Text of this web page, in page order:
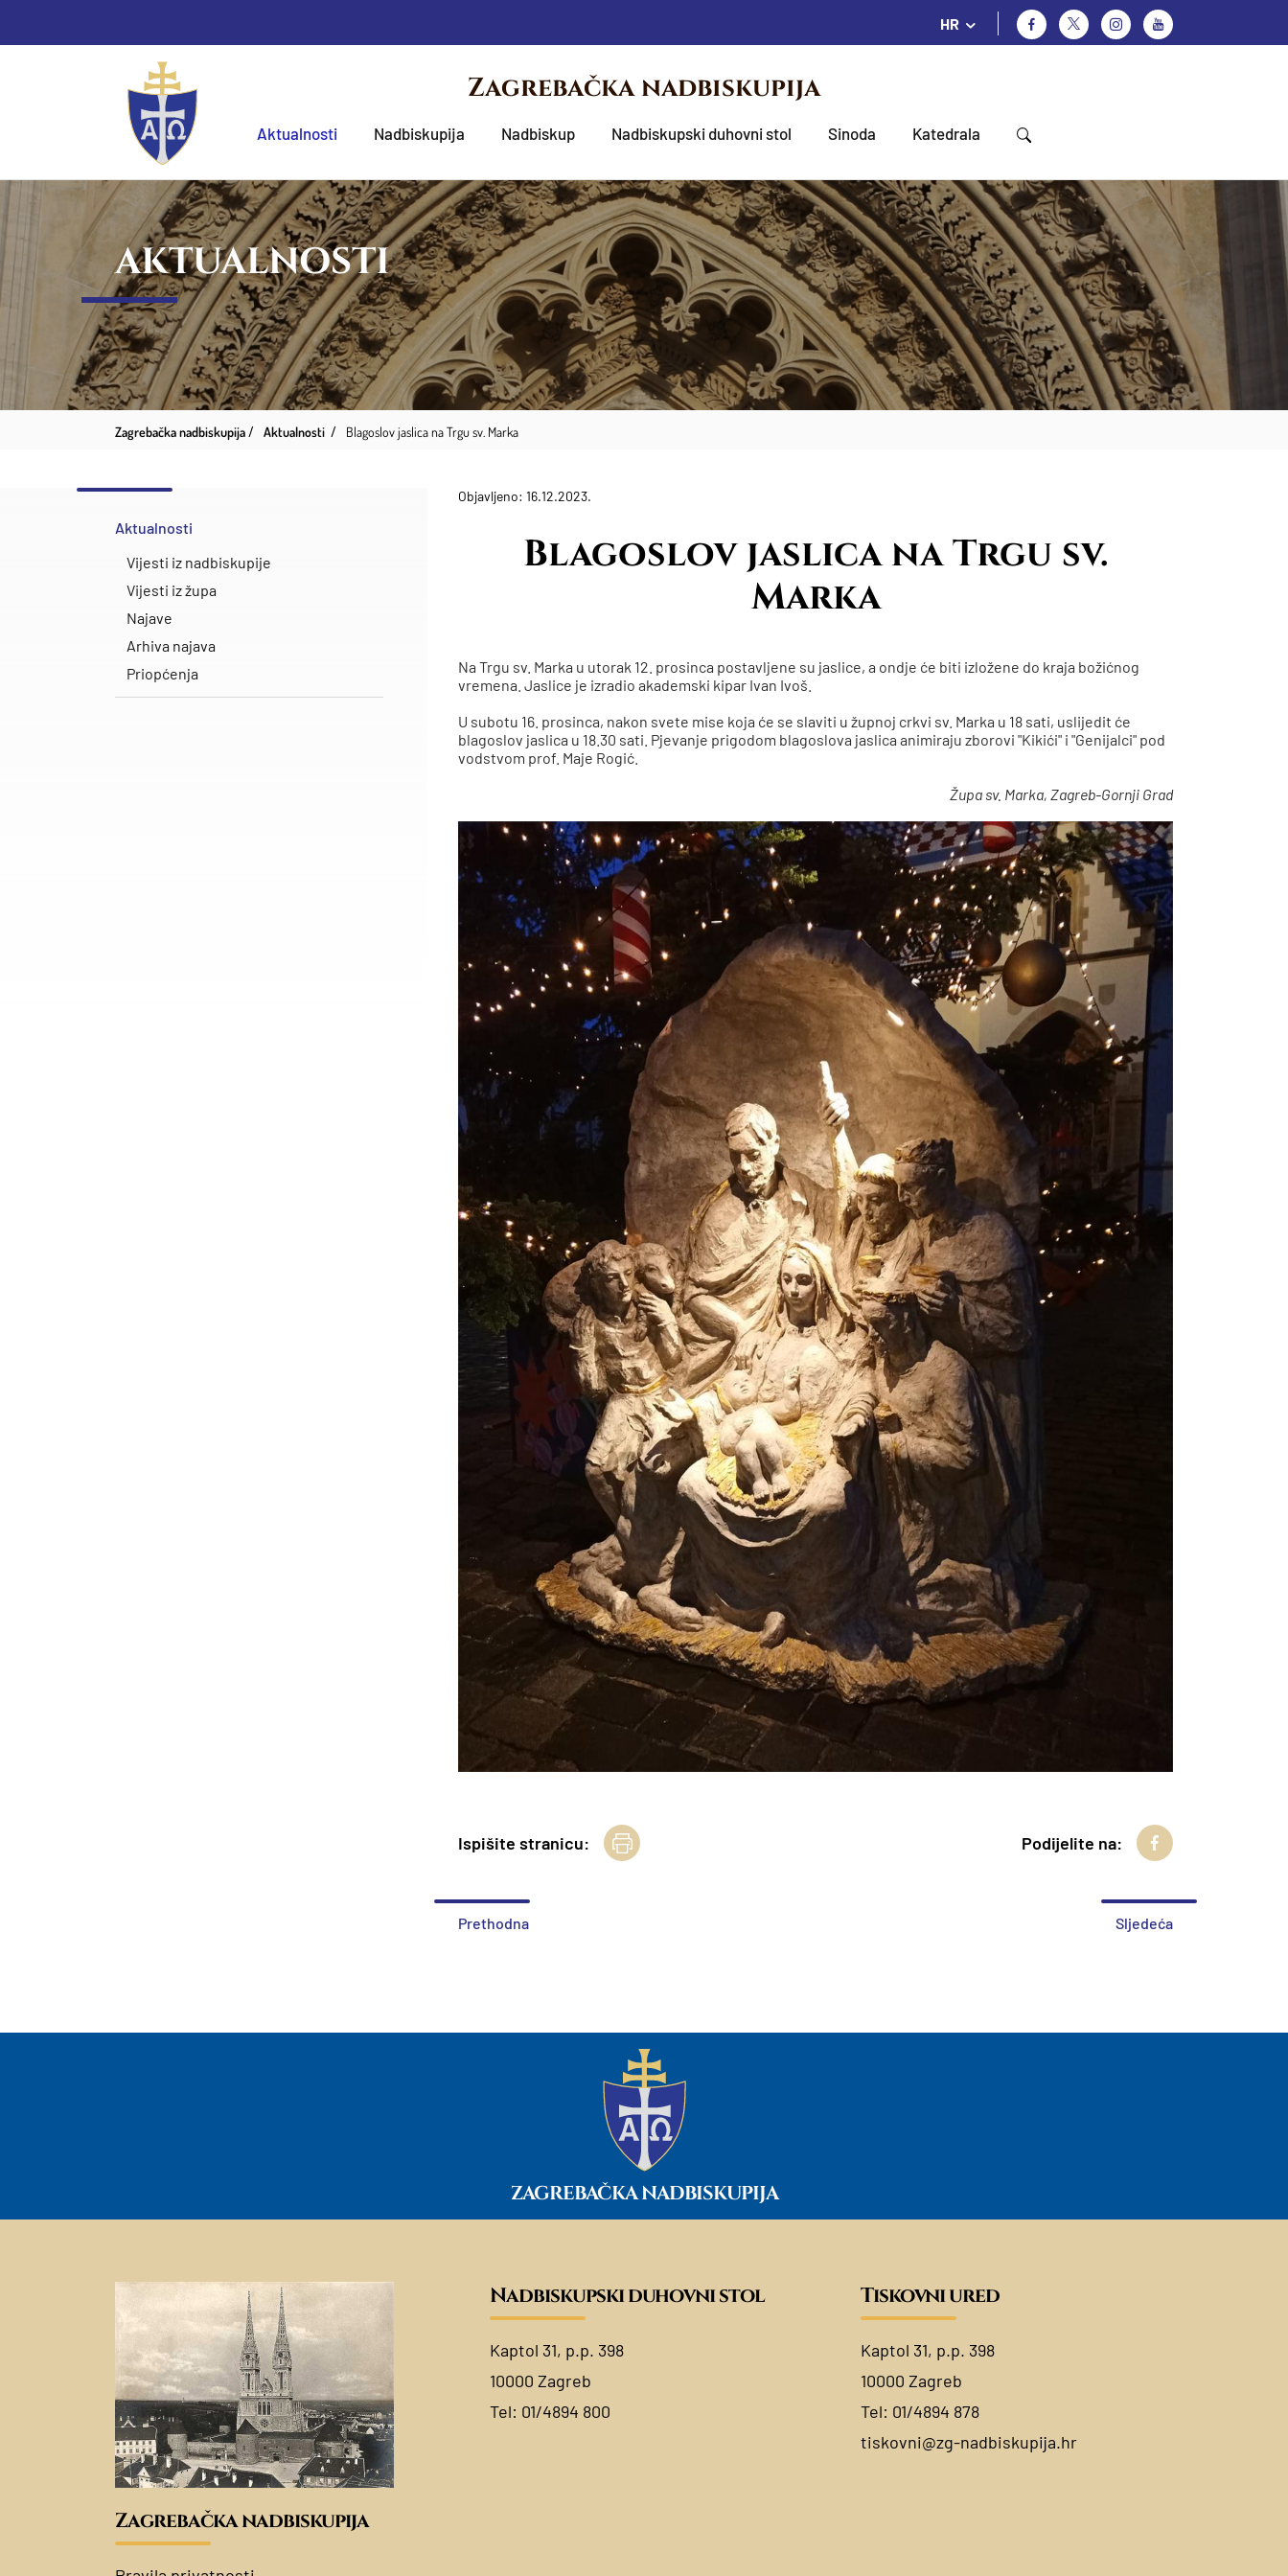
HR
Zagrebačka nadbiskupija
Aktualnosti Nadbiskupija Nadbiskup Nadbiskupski duhovni stol Sinoda Katedrala
AKTUALNOSTI
Zagrebačka nadbiskupija Aktualnosti Blagoslov jaslica na Trgu sv. Marka
Aktualnosti
Vijesti iz nadbiskupije
Vijesti iz župa
Najave
Arhiva najava
Priopćenja
Objavljeno: 16.12.2023.
Blagoslov jaslica na Trgu sv.
Marka
Na Trgu sv. Marka u utorak 12. prosinca postavljene su jaslice, a ondje će biti izložene do kraja božićnog
vremena. Jaslice je izradio akademski kipar Ivan Ivoš.
U subotu 16. prosinca, nakon svete mise koja će se slaviti u župnoj crkvi sv. Marka u 18 sati, uslijedit će
blagoslov jaslica u 18.30 sati. Pjevanje prigodom blagoslova jaslica animiraju zborovi "Kikići" i "Genijalci" pod
vodstvom prof. Maje Rogić.
Župa sv. Marka, Zagreb-Gornji Grad
Ispišite stranicu: Podijelite na:
Prethodna Sljedeća
ZAGREBAČKA NADBISKUPIJA
Zagrebačka nadbiskupija
Nadbiskupski duhovni stol
Kaptol 31, p.p. 398
10000 Zagreb
Tel: 01/4894 800
Tiskovni ured
Kaptol 31, p.p. 398
10000 Zagreb
Tel: 01/4894 878
tiskovni@zg-nadbiskupija.hr